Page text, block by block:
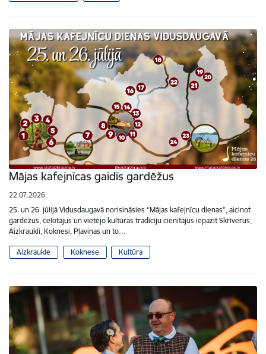
Mājas kafejnīcas gaidīs gardēžus
22.07.2026.
25. un 26. jūlijā Vidusdaugavā norisināsies “Mājas kafejnīcu dienas”, aicinot
gardēžus, ceļotājus un vietējo kultūras tradīciju cienītājus iepazīt Skrīverus,
Aizkraukli, Koknesi, Pļaviņas un to…
Aizkraukle Koknese Kultūra